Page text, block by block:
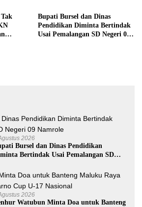
Tak
Bupati Bursel dan Dinas
Pendidikan Diminta Bertindak
Usai Pemalangan SD Negeri 09
2026
Bursel dan Dinas Pendidikan
Bertindak Usai Pemalangan SD
2026
Watubun Minta Doa untuk Banteng